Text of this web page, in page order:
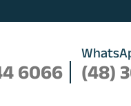
6066 (48)